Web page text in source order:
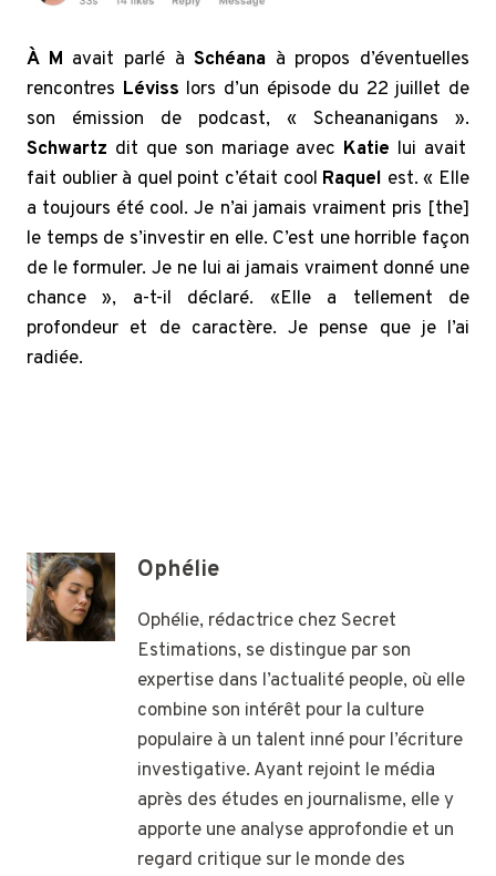
À M avait parlé àSchéana à propos d’éventuelles
rencontres Léviss lors d’un épisode du 22 juillet de
son émission de podcast, « Scheananigans ».
Schwartz dit que son mariage avec Katie lui avait
fait oublier à quel point c’était cool Raquel est. « Elle
a toujours été cool. Je n’ai jamais vraiment pris [the]
le temps de s’investir en elle. C’est une horrible façon
de le formuler. Je ne lui ai jamais vraiment donné une
chance », a-t-il déclaré. «Elle a tellement de
profondeur et de caractère. Je pense que je l’ai
radiée.
Ophélie
Ophélie, rédactrice chez Secret
Estimations, se distingue par son
expertise dans l’actualité people, où elle
combine son intérêt pour la culture
populaire à un talent inné pour l’écriture
investigative. Ayant rejoint le média
après des études en journalisme, elle y
apporte une analyse approfondie et un
regard critique sur le monde des